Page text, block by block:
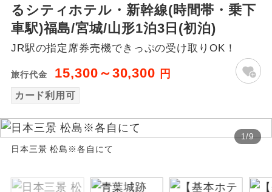
るシティホテル・新幹線(時間帯・乗下
車駅)福島/宮城/山形1泊3日(初泊)
JR駅の指定席券売機できっぷの受け取りOK！
旅行代金 15,300～30,300 円
カード利用可
1/9
日本三景 松島※各自にて
バスガイド乗
務
バスガイドが乗務し、車内での観光案内
があります。
世界遺産
絶景 絶景スポットに立ち寄るコースです。